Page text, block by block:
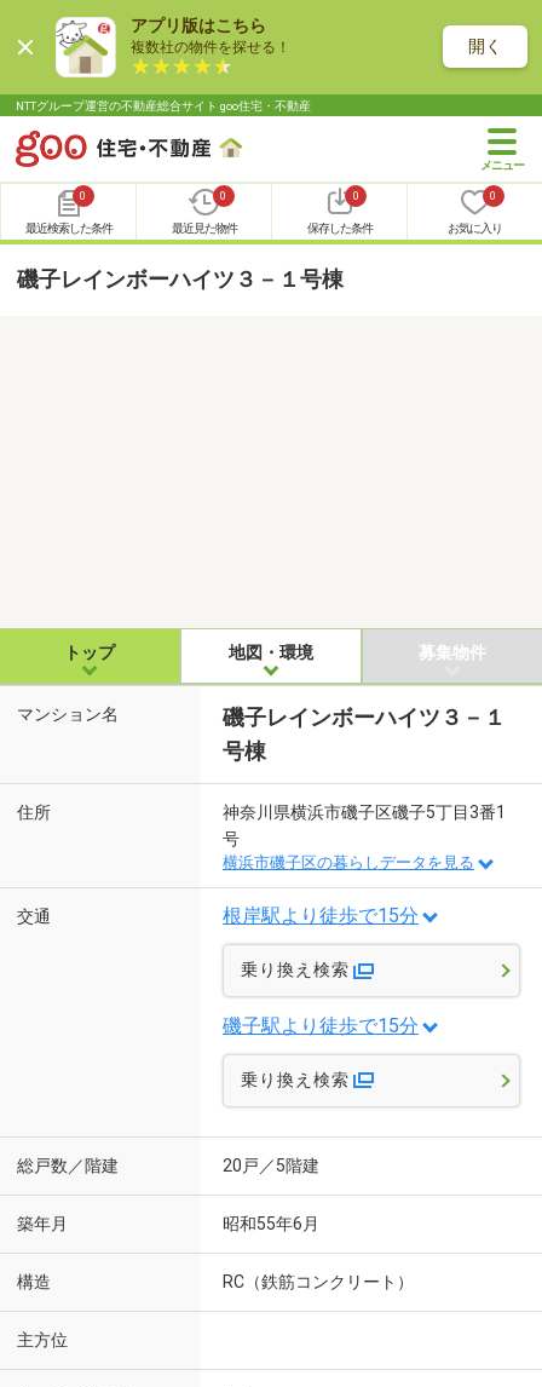
アプリ版はこちら
複数社の物件を探せる！ 開く
NTTグループ運営の不動産総合サイト goo住宅・不動産
0
最近検索した条件
0
最近見た物件
0
保存した条件
0
お気に入り
磯子レインボーハイツ３－１号棟
トップ 地図・環境 募集物件
マンション名
磯子レインボーハイツ３－１
号棟
住所
神奈川県横浜市磯子区磯子5丁目3番1
号
横浜市磯子区の暮らしデータを見る
交通 根岸駅より徒歩で15分
乗り換え検索
磯子駅より徒歩で15分
乗り換え検索
総戸数／階建 20戸／5階建
築年月 昭和55年6月
構造 RC（鉄筋コンクリート）
主方位